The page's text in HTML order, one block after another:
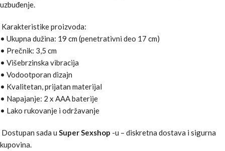
uzbuđenje.
Karakteristike proizvoda:
• Ukupna dužina: 19 cm (penetrativni deo 17 cm)
• Prečnik: 3,5 cm
• Višebrzinska vibracija
• Vodootporan dizajn
• Kvalitetan, prijatan materijal
• Napajanje: 2 x AAA baterije
• Lako rukovanje i održavanje
Dostupan sada u Super Sexshop -u – diskretna dostava i sigurna
kupovina.